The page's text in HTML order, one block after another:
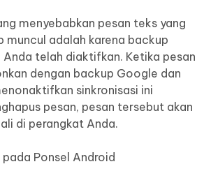
menyebabkan pesan teks yang
muncul adalah karena backup
Anda telah diaktifkan. Ketika pesan
dengan backup Google dan
sinkronisasi ini
pesan, pesan tersebut akan
di perangkat Anda.
pada Ponsel Android